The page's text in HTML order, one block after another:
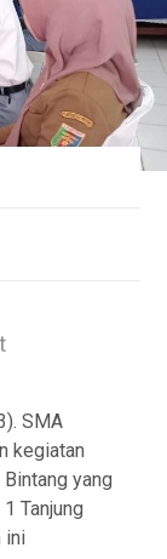
SMA
kegiatan
Bintang yang
Tanjung
ini